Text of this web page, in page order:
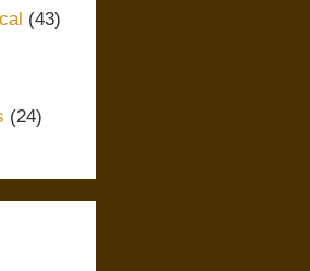
(43)
(24)